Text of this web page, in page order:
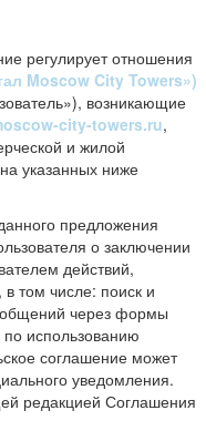
регулирует отношения
Moscow City Towers»)
возникающие
city-towers.ru,
и жилой
указанных ниже
предложения
о заключении
действий,
том числе: поиск и
через формы
использованию
соглашение может
уведомления.
редакцией Соглашения